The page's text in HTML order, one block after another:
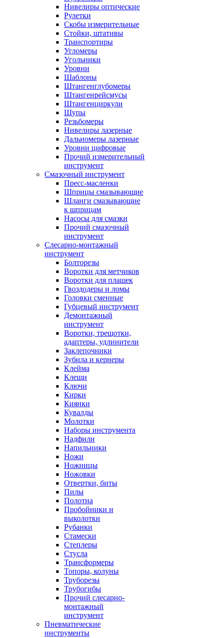
Нивелиры оптические
Рулетки
Скобы измерительные
Стойки, штативы
Транспортиры
Угломеры
Угольники
Уровни
Шаблоны
Штангенглубомеры
Штангенрейсмусы
Штангенциркули
Щупы
Резьбомеры
Нивелиры лазерные
Дальномеры лазерные
Уровни цифровые
Прочий измерительный
инструмент
Смазочный инструмент
Пресс-масленки
Шприцы смазывающие
Шланги смазывающие
к шприцам
Насосы для смазки
Прочий смазочный
инструмент
Слесарно-монтажный
инструмент
Болторезы
Воротки для метчиков
Воротки для плашек
Гвоздодеры и ломы
Головки сменные
Губцевый инструмент
Демонтажный
инструмент
Воротки, трещотки,
адаптеры, удлинители
Заклепочники
Зубила и кернеры
Клейма
Клещи
Ключи
Кирки
Киянки
Кувалды
Молотки
Наборы инструмента
Надфили
Напильники
Ножи
Ножницы
Ножовки
Отвертки, биты
Пилы
Полотна
Пробойники и
выколотки
Рубанки
Стамески
Степлеры
Стусла
Трансформеры
Топоры, колуны
Труборезы
Трубогибы
Прочий слесарно-
монтажный
инструмент
Пневматические
инструменты